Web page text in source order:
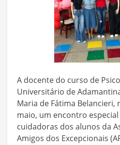
A docente do curso de
Universitário de
Maria de Fátima Belancieri,
maio, um encontro
cuidadoras dos alunos da
Amigos dos Excepcionais